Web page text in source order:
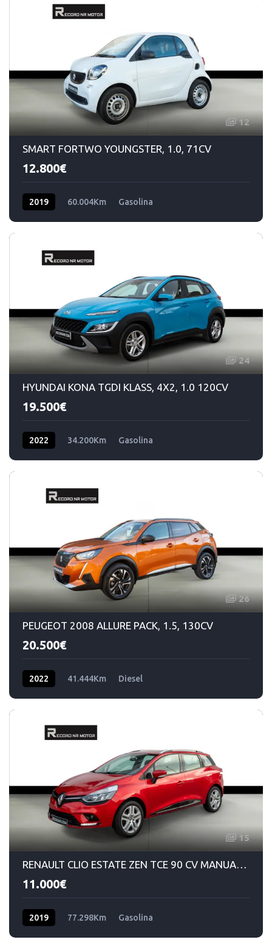
12
SMART FORTWO YOUNGSTER, 1.0, 71CV
12.800€
2019 60.004Km Gasolina
24
HYUNDAI KONA TGDI KLASS, 4X2, 1.0 120CV
19.500€
2022 34.200Km Gasolina
26
PEUGEOT 2008 ALLURE PACK, 1.5, 130CV
20.500€
2022 41.444Km Diesel
15
11.000€
2019 77.298Km Gasolina